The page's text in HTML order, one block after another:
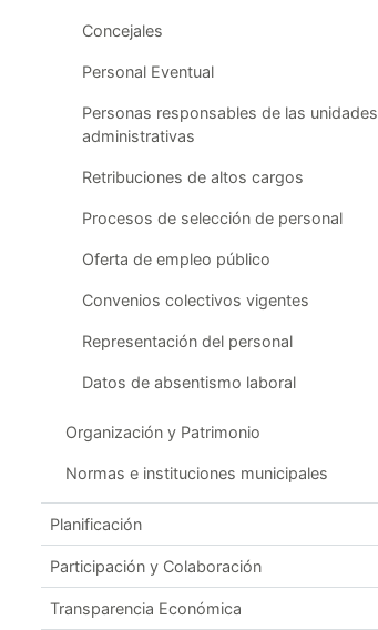
Concejales
Personal Eventual
Personas responsables de las unidades
administrativas
Retribuciones de altos cargos
Procesos de selección de personal
Oferta de empleo público
Convenios colectivos vigentes
Representación del personal
Datos de absentismo laboral
Organización y Patrimonio
Normas e instituciones municipales
Planificación
Participación y Colaboración
Transparencia Económica